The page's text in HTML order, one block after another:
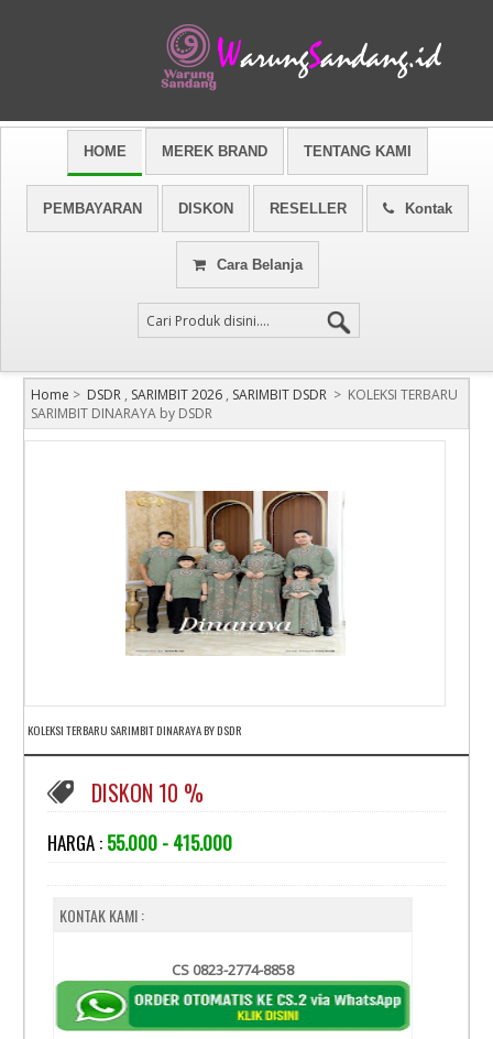
HOME MEREK BRAND TENTANG KAMI
PEMBAYARAN DISKON RESELLER Kontak
Cara Belanja
Home > DSDR , SARIMBIT 2026 , SARIMBIT DSDR > KOLEKSI TERBARU
SARIMBIT DINARAYA by DSDR
KOLEKSI TERBARU SARIMBIT DINARAYA BY DSDR
DISKON 10 %
HARGA : 55.000 - 415.000
KONTAK KAMI :
CS 0823-2774-8858